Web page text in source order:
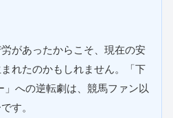
があったからこそ、現在の安
れたのかもしれません。「下
への逆転劇は、競馬ファン以
す。